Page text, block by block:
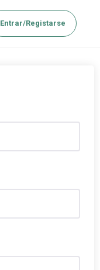
Entrar/Registarse